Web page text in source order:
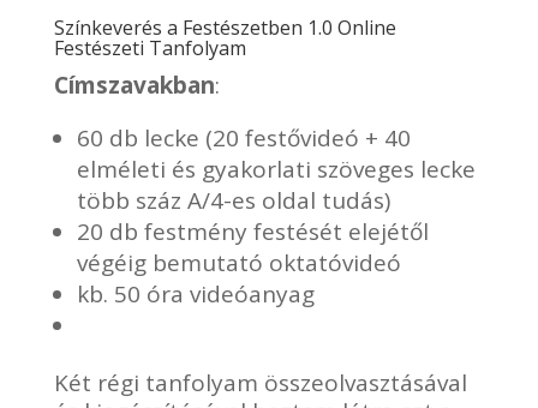
was:
39950,00 Ft.
is:
Színkeverés a Festészetben 1.0 Online
Festészeti Tanfolyam
Címszavakban:
60 db lecke (20 festővideó + 40
elméleti és gyakorlati szöveges lecke
több száz A/4-es oldal tudás)
20 db festmény festését elejétől
végéig bemutató oktatóvideó
kb. 50 óra videóanyag
Két régi tanfolyam összeolvasztásával